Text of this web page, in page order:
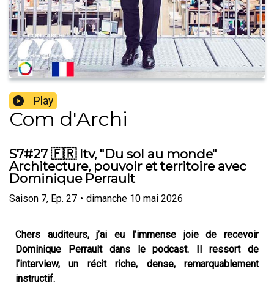
Play
Com d'Archi
S7#27 🇫🇷 Itv, "Du sol au monde"
Architecture, pouvoir et territoire avec
Dominique Perrault
Saison 7, Ep. 27 • dimanche 10 mai 2026
Chers auditeurs, j’ai eu l’immense joie de recevoir
Dominique Perrault dans le podcast. Il ressort de
l’interview, un récit riche, dense, remarquablement
instructif.